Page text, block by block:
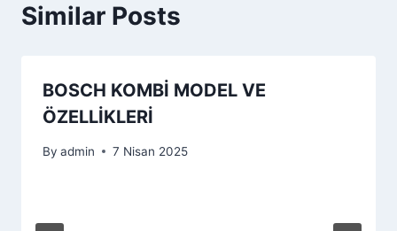
Similar Posts
BOSCH KOMBİ MODEL VE
ÖZELLİKLERİ
By admin 7 Nisan 2025